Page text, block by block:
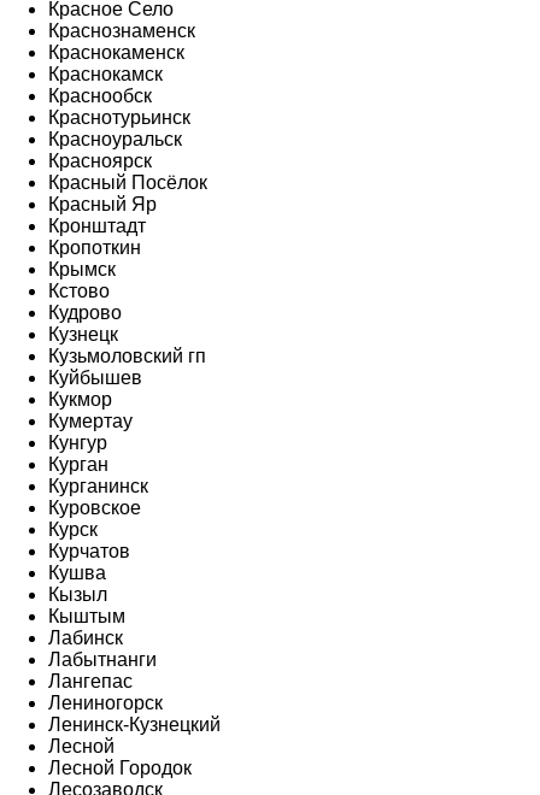
Красное Село
Краснознаменск
Краснокаменск
Краснокамск
Краснообск
Краснотурьинск
Красноуральск
Красноярск
Красный Посёлок
Красный Яр
Кронштадт
Кропоткин
Крымск
Кстово
Кудрово
Кузнецк
Кузьмоловский гп
Куйбышев
Кукмор
Кумертау
Кунгур
Курган
Курганинск
Куровское
Курск
Курчатов
Кушва
Кызыл
Кыштым
Лабинск
Лабытнанги
Лангепас
Лениногорск
Ленинск-Кузнецкий
Лесной
Лесной Городок
Лесозаводск